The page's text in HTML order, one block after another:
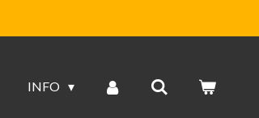
INFO